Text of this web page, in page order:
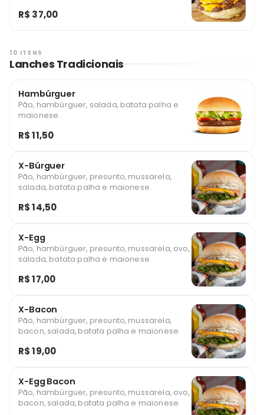
R$ 37,00
10 ITENS
Lanches Tradicionais
Hambúrguer
Pão, hambúrguer, salada, batata palha e
maionese.
R$ 11,50
X-Búrguer
Pão, hambúrguer, presunto, mussarela,
salada, batata palha e maionese.
R$ 14,50
X-Egg
Pão, hambúrguer, presunto, mussarela, ovo,
salada, batata palha e maionese.
R$ 17,00
X-Bacon
Pão, hambúrguer, presunto, mussarela,
bacon, salada, batata palha e maionese.
R$ 19,00
X-Egg Bacon
Pão, hambúrguer, presunto, mussarela, ovo,
bacon, salada, batata palha e maionese.